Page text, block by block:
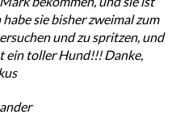
sie bisher zweimal zum
und zu spritzen, und
ein toller Hund!!! Danke,